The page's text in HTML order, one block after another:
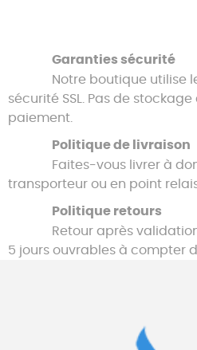
Garanties sécurité
Notre boutique utilise
sécurité SSL. Pas de
paiement.
Politique de livraison
Faites-vous livrer à
transporteur ou en point
Politique retours
Retour après
5 jours ouvrables à compter